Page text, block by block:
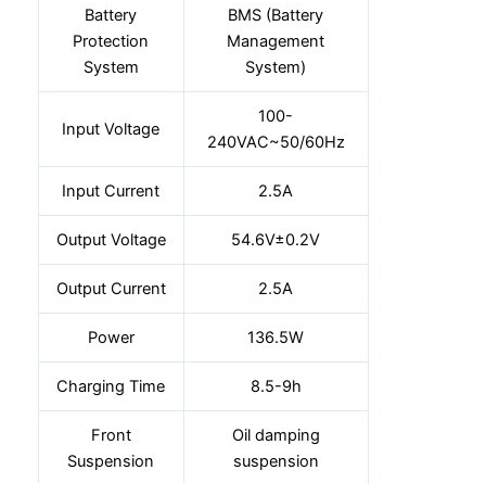
Battery
Protection
System
BMS (Battery
Management
System)
Input Voltage
100-
240VAC~50/60Hz
Input Current 2.5A
Output Voltage 54.6V±0.2V
Output Current 2.5A
Power 136.5W
Charging Time 8.5-9h
Front
Suspension
Oil damping
suspension